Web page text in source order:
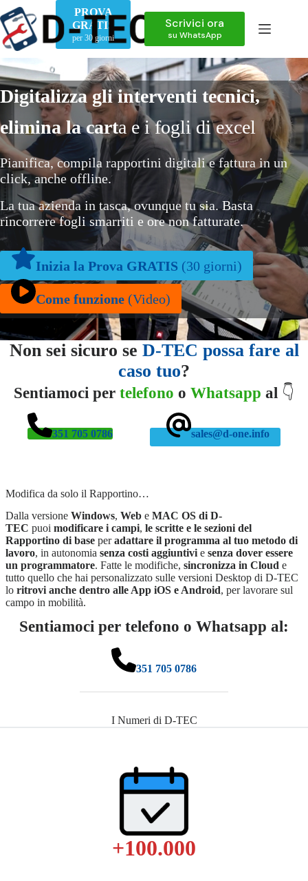
Salta
al
contenuto
PROVA
GRATIS
per 30 giorni
Scrivici ora
su WhatsApp
Digitalizza gli interventi tecnici,
elimina la carta e i fogli di excel
Pianifica, compila rapportini digitali e fattura in un
click, anche offline.
La tua azienda in tasca, ovunque tu sia.Basta
rincorrere fogli smarriti e ore non fatturate.
Inizia la Prova GRATIS (30 giorni)
Come funzione (Video)
Non sei sicuro se D-TEC possa fare al
caso tuo?
Sentiamoci per telefono o Whatsapp al 👇
351 705 0786 sales@d-one.info
Modifica da solo il Rapportino…
Dalla versione Windows, Web e MAC OS di D-
TEC puoi modificare i campi, le scritte e le sezioni del
Rapportino di base peradattare il programma al tuo metodo di
lavoro, in autonomia senza costi aggiuntivie senza dover essere
un programmatore. Fatte le modifiche, sincronizza in Cloud e
tutto quello che hai personalizzato sulle versioni Desktop di D-TEC
lo ritrovi anche dentro alle App iOS e Android, per lavorare sul
campo in mobilità.
Sentiamoci per telefono o Whatsapp al:
351 705 0786
I Numeri di D-TEC
+100.000